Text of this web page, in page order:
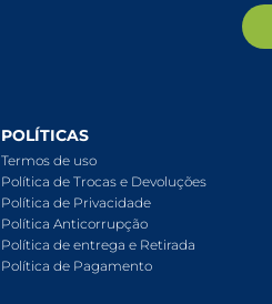
POLÍTICAS
Termos de uso
Política de Trocas e Devoluções
Política de Privacidade
Política Anticorrupção
Política de entrega e Retirada
Política de Pagamento